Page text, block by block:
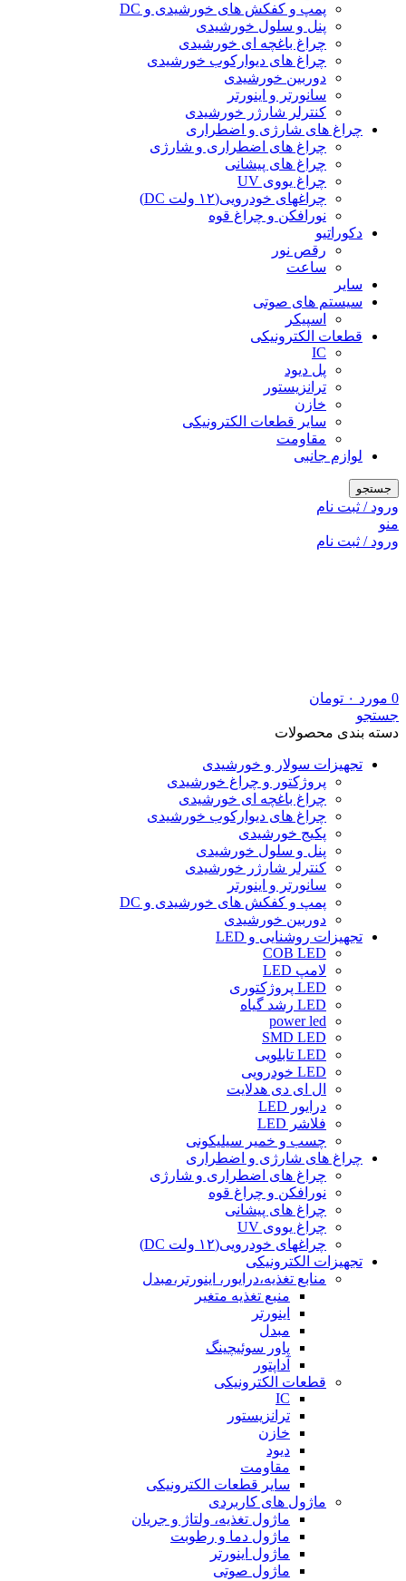
پمپ و کفکش های خورشیدی و DC
پنل و سلول خورشیدی
چراغ باغچه ای خورشیدی
چراغ های دیوارکوب خورشیدی
دوربین خورشیدی
سانورتر و اینورتر
کنترلر شارژر خورشیدی
چراغ های شارژی و اضطراری
چراغ های اضطراری و شارژی
چراغ های پیشانی
چراغ یووی UV
چراغهای خودرویی(۱۲ ولت DC)
نورافکن و چراغ قوه
دکوراتیو
رقص نور
ساعت
سایر
سیستم های صوتی
اسپیکر
قطعات الکترونیکی
IC
پل دیود
ترانزیستور
خازن
سایر قطعات الکترونیکی
مقاومت
لوازم جانبی
جستجو
ورود / ثبت نام
منو
ورود / ثبت نام
0 مورد ۰ تومان
جستجو
دسته بندی محصولات
تجهیزات سولار و خورشیدی
پروژکتور و چراغ خورشیدی
چراغ باغچه ای خورشیدی
چراغ های دیوارکوب خورشیدی
پکیج خورشیدی
پنل و سلول خورشیدی
کنترلر شارژر خورشیدی
سانورتر و اینورتر
پمپ و کفکش های خورشیدی و DC
دوربین خورشیدی
تجهیزات روشنایی و LED
COB LED
لامپ LED
LED پروژکتوری
LED رشد گیاه
power led
SMD LED
LED تابلویی
LED خودرویی
ال ای دی هدلایت
درایور LED
فلاشر LED
چسب و خمیر سیلیکونی
چراغ های شارژی و اضطراری
چراغ های اضطراری و شارژی
نورافکن و چراغ قوه
چراغ های پیشانی
چراغ یووی UV
چراغهای خودرویی(۱۲ ولت DC)
تجهیزات الکترونیکی
منابع تغذیه،درایور، اینورتر،مبدل
منبع تغذیه متغیر
اینورتر
مبدل
پاور سوئیچینگ
آداپتور
قطعات الکترونیکی
IC
ترانزیستور
خازن
دیود
مقاومت
سایر قطعات الکترونیکی
ماژول های کاربردی
ماژول تغذیه، ولتاژ و جریان
ماژول دما و رطوبت
ماژول اینورتر
ماژول صوتی